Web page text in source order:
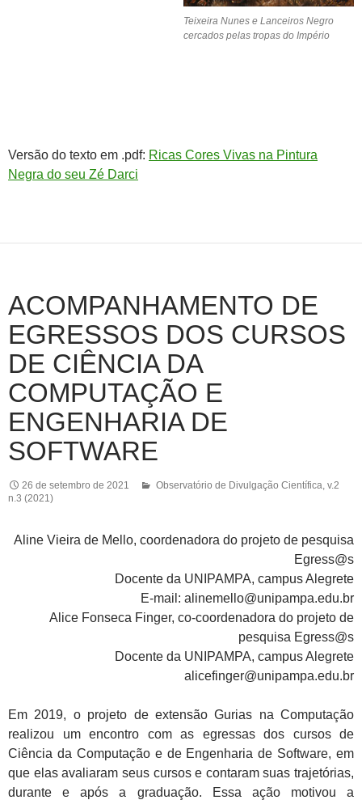
Teixeira Nunes e Lanceiros Negro
cercados pelas tropas do Império
Versão do texto em .pdf: Ricas Cores Vivas na Pintura
Negra do seu Zé Darci
ACOMPANHAMENTO DE
EGRESSOS DOS CURSOS
DE CIÊNCIA DA
COMPUTAÇÃO E
ENGENHARIA DE
SOFTWARE
26 de setembro de 2021 Observatório de Divulgação Científica v.2
n.3 (2021)
Aline Vieira de Mello, coordenadora do projeto de pesquisa
Egress@s
Docente da UNIPAMPA, campus Alegrete
E-mail: alinemello@unipampa.edu.br
Alice Fonseca Finger, co-coordenadora do projeto de
pesquisa Egress@s
Docente da UNIPAMPA, campus Alegrete
alicefinger@unipampa.edu.br
Em 2019, o projeto de extensão Gurias na Computação
realizou um encontro com as egressas dos cursos de
Ciência da Computação e de Engenharia de Software, em
que elas avaliaram seus cursos e contaram suas trajetórias,
durante e após a graduação. Essa ação motivou a